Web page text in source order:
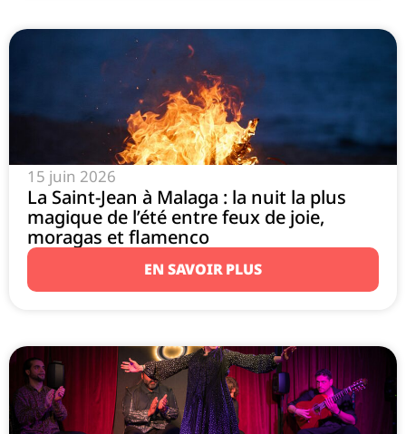
15 juin 2026
La Saint-Jean à Malaga : la nuit la plus
magique de l’été entre feux de joie,
moragas et flamenco
EN SAVOIR PLUS